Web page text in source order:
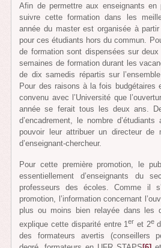
Afin de permettre aux enseignants en
suivre cette formation dans les
année du master est organisée à
pour ces étudiants hors du commun.
de formation sont dispensées sur
semaines de formation durant les
de dix samedis répartis sur
Pour des raisons à la fois budgétaires
convenu avec l’Université que
année se ferait tous les deux ans.
d’encadrement, le nombre
pouvoir leur attribuer un directeur de
d’enseignant-chercheur.
Pour cette première promotion, le
essentiellement d’enseignants du
professeurs des écoles. Comme il
promotion, l’information concernant
plus ou moins bien relayée dans les
explique cette disparité entre 1er et 2e
des formateurs avertis (conseillers